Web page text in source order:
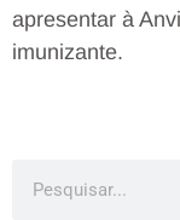
apresentar à
imunizante.